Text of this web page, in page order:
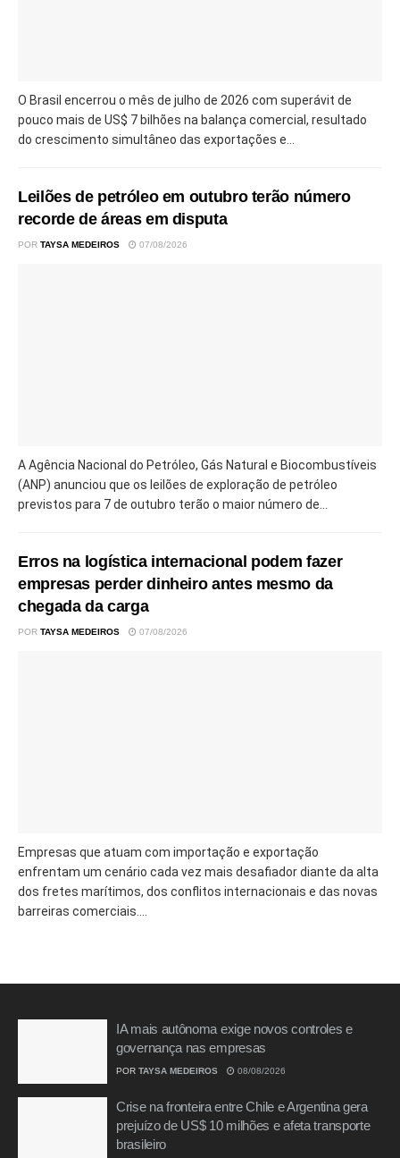
O Brasil encerrou o mês de julho de 2026 com superávit de
pouco mais de US$ 7 bilhões na balança comercial, resultado
do crescimento simultâneo das exportações e...
Leilões de petróleo em outubro terão número
recorde de áreas em disputa
POR TAYSA MEDEIROS 07/08/2026
A Agência Nacional do Petróleo, Gás Natural e Biocombustíveis
(ANP) anunciou que os leilões de exploração de petróleo
previstos para 7 de outubro terão o maior número de...
Erros na logística internacional podem fazer
empresas perder dinheiro antes mesmo da
chegada da carga
POR TAYSA MEDEIROS 07/08/2026
Empresas que atuam com importação e exportação
enfrentam um cenário cada vez mais desafiador diante da alta
dos fretes marítimos, dos conflitos internacionais e das novas
barreiras comerciais....
IA mais autônoma exige novos controles e
governança nas empresas
POR TAYSA MEDEIROS 08/08/2026
Crise na fronteira entre Chile e Argentina gera
prejuízo de US$ 10 milhões e afeta transporte
brasileiro